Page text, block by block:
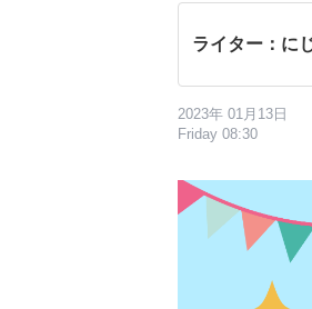
ライター：に
2023年 01月13日
Friday 08:30